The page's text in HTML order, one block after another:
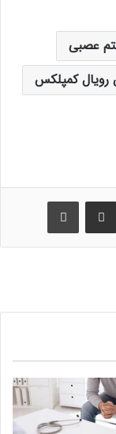
عصبی
کمپلکس
اشتراک گذاری از طریق ایمیل